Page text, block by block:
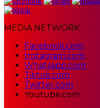
MEDIA NETWORK
Facebook.com
Instagram.com
Whatsapp.com
Tiktok.com
Twitter.com
Youtube.com